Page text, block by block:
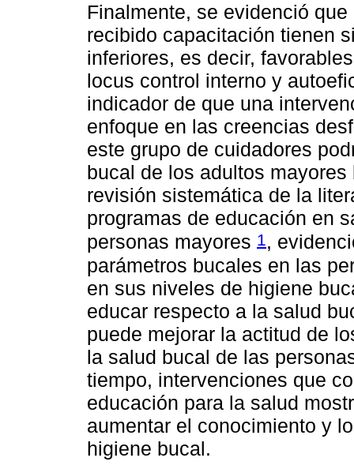
Finalmente, se evidenció
recibido capacitación tienen
inferiores, es decir,
locus control interno y
indicador de que una
enfoque en las creencias
este grupo de cuidadores
bucal de los adultos
revisión sistemática de la
programas de educación en
personas mayores 1 ,
parámetros bucales en las
en sus niveles de higiene
educar respecto a la salud
puede mejorar la actitud de
la salud bucal de las
tiempo, intervenciones que
educación para la salud
aumentar el conocimiento y
higiene bucal.